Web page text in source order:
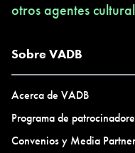
otros agentes
Sobre VADB
Acerca de VADB
Programa de
Convenios y Media